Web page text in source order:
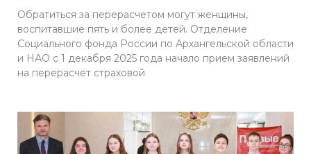
Обратиться за перерасчетом могут женщины,
воспитавшие пять и более детей. Отделение
Социального фонда России по Архангельской области
и НАО с 1 декабря 2025 года начало прием заявлений
на перерасчет страховой